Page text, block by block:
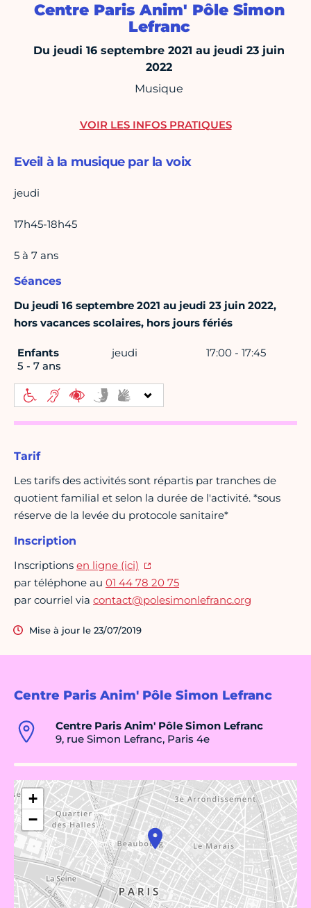
Centre Paris Anim' Pôle Simon
Lefranc
Du jeudi 16 septembre 2021 au jeudi 23 juin
2022
Musique
Centre Paris Anim' Pôle Simon Lefranc
Centre Paris Anim' Pôle Simon Lefranc
9, rue Simon Lefranc, Paris 4e
+
−
Eveil à la musique par la voix
jeudi
17h45-18h45
5 à 7 ans
Séances
Du jeudi 16 septembre 2021 au jeudi 23 juin 2022,
hors vacances scolaires, hors jours fériés
Enfants
5 - 7 ans
jeudi 17:00 - 17:45
Tarif
Les tarifs des activités sont répartis par tranches de
quotient familial et selon la durée de l'activité. *sous
réserve de la levée du protocole sanitaire*
Inscription
Inscriptions en ligne (ici)
par téléphone au 01 44 78 20 75
par courriel via contact@polesimonlefranc.org
Mise à jour le 23/07/2019
VOIR LES INFOS PRATIQUES